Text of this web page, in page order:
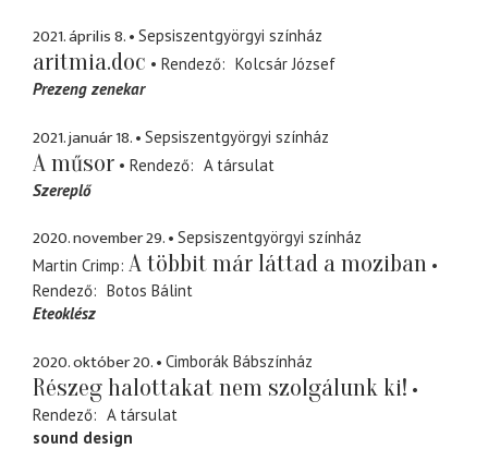
2021. április 8. Sepsiszentgyörgyi színház
aritmia.doc Rendező
Kolcsár József
Prezeng zenekar
2021. január 18. Sepsiszentgyörgyi színház
A műsor Rendező
A társulat
Szereplő
2020. november 29.
Sepsiszentgyörgyi színház
Martin Crimp A többit már láttad a moziban
Rendező
Botos Bálint
Eteoklész
2020. október 20. Cimborák Bábszínház
Részeg halottakat nem szolgálunk ki!
Rendező
A társulat
sound design